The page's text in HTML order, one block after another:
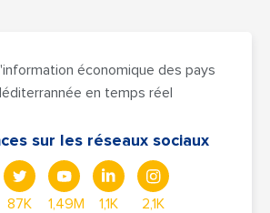
économique des pays
en temps réel
sur les réseaux sociaux
87K 1,49M 1,1K 2,1K